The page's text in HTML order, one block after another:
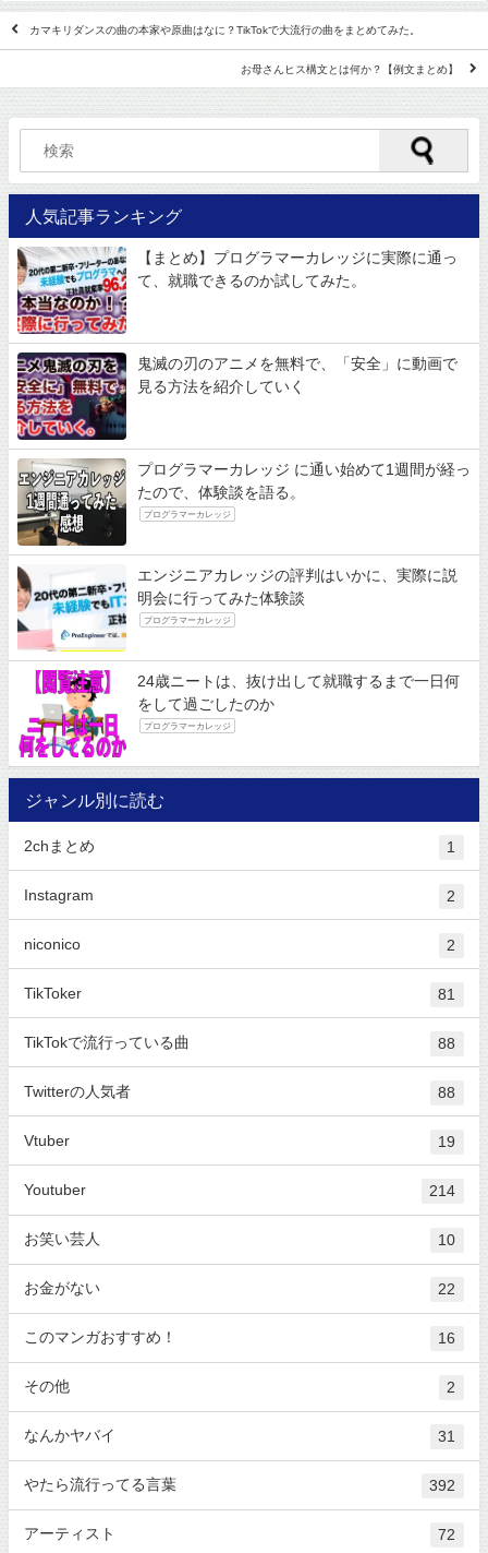
カマキリダンスの曲の本家や原曲はなに？TikTokで大流行の曲をまとめてみた。
お母さんヒス構文とは何か？【例文まとめ】
人気記事ランキング
【まとめ】プログラマーカレッジに実際に通っ
て、就職できるのか試してみた。
鬼滅の刃のアニメを無料で、「安全」に動画で
見る方法を紹介していく
プログラマーカレッジ に通い始めて1週間が経っ
たので、体験談を語る。
プログラマーカレッジ
エンジニアカレッジの評判はいかに、実際に説
明会に行ってみた体験談
プログラマーカレッジ
24歳ニートは、抜け出して就職するまで一日何
をして過ごしたのか
プログラマーカレッジ
ジャンル別に読む
2chまとめ 1
Instagram 2
niconico 2
TikToker 81
TikTokで流行っている曲 88
Twitterの人気者 88
Vtuber 19
Youtuber 214
お笑い芸人 10
お金がない 22
このマンガおすすめ！ 16
その他 2
なんかヤバイ 31
やたら流行ってる言葉 392
アーティスト 72